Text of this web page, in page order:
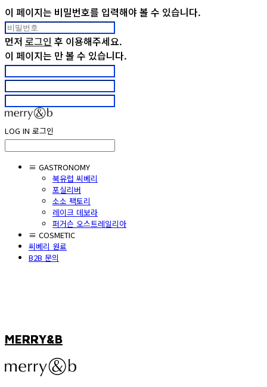
이 페이지는 비밀번호를 입력해야 볼 수 있습니다.
먼저 로그인 후 이용해주세요.
이 페이지는 만 볼 수 있습니다.
LOG IN 로그인
≡ GASTRONOMY
북유럽 씨베리
포실리버
소소 팩토리
레이크 데보라
퍼거슨 오스트레일리아
≡ COSMETIC
씨베리 원료
B2B 문의
MERRY&B